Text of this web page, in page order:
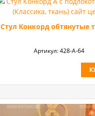
Стул Конкорд обтянутые
Артикул:428-А-64